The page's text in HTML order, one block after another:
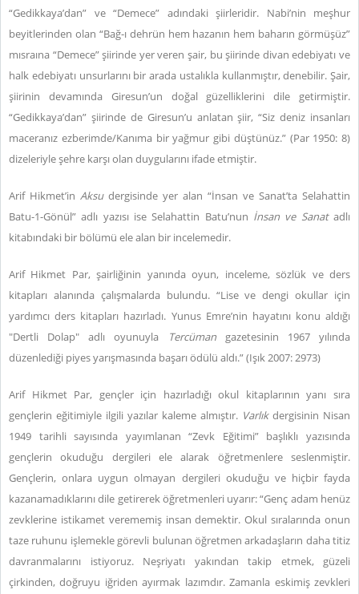
“Gedikkaya’dan” ve “Demece” adındaki şiirleridir. Nabi’nin meşhur
beyitlerinden olan “Bağ-ı dehrün hem hazanın hem baharın görmüşüz”
mısraına “Demece” şiirinde yer veren şair, bu şiirinde divan edebiyatı ve
halk edebiyatı unsurlarını bir arada ustalıkla kullanmıştır, denebilir. Şair,
şiirinin devamında Giresun’un doğal güzelliklerini dile getirmiştir.
“Gedikkaya’dan” şiirinde de Giresun’u anlatan şiir, “Siz deniz insanları
maceranız ezberimde/Kanıma bir yağmur gibi düştünüz.” (Par 1950: 8)
dizeleriyle şehre karşı olan duygularını ifade etmiştir.
Arif Hikmet’in Aksu dergisinde yer alan “İnsan ve Sanat’ta Selahattin
Batu-1-Gönül” adlı yazısı ise Selahattin Batu’nun İnsan ve Sanat adlı
kitabındaki bir bölümü ele alan bir incelemedir.
Arif Hikmet Par, şairliğinin yanında oyun, inceleme, sözlük ve ders
kitapları alanında çalışmalarda bulundu. “Lise ve dengi okullar için
yardımcı ders kitapları hazırladı. Yunus Emre’nin hayatını konu aldığı
"Dertli Dolap" adlı oyunuyla
Tercüman gazetesinin 1967 yılında
düzenlediği piyes yarışmasında başarı ödülü aldı.” (Işık 2007: 2973)
Arif Hikmet Par, gençler için hazırladığı okul kitaplarının yanı sıra
gençlerin eğitimiyle ilgili yazılar kaleme almıştır. Varlık dergisinin Nisan
1949 tarihli sayısında yayımlanan “Zevk Eğitimi” başlıklı yazısında
gençlerin okuduğu dergileri ele alarak öğretmenlere seslenmiştir.
Gençlerin, onlara uygun olmayan dergileri okuduğu ve hiçbir fayda
kazanamadıklarını dile getirerek öğretmenleri uyarır: “Genç adam henüz
zevklerine istikamet verememiş insan demektir. Okul sıralarında onun
taze ruhunu işlemekle görevli bulunan öğretmen arkadaşların daha titiz
davranmalarını istiyoruz. Neşriyatı yakından takip etmek, güzeli
çirkinden, doğruyu iğriden ayırmak lazımdır. Zamanla eskimiş zevkleri